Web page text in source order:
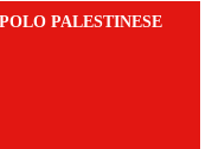
PALESTINESE